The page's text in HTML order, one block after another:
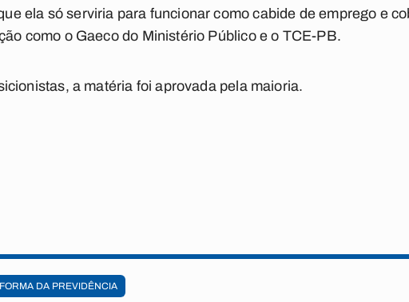
ela só serviria para funcionar como cabide de emprego e
como o Gaeco do Ministério Público e o TCE-PB.
a matéria foi aprovada pela maioria.
DA PREVIDÊNCIA